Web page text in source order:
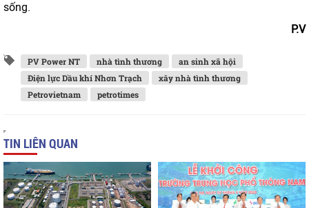
sống.
P.V
PV Power NT nhà tình thương
an sinh xã hội
Điện lực Dầu khí Nhơn Trạch
xây nhà tình thương
Petrovietnam
petrotimes
TIN LIÊN QUAN